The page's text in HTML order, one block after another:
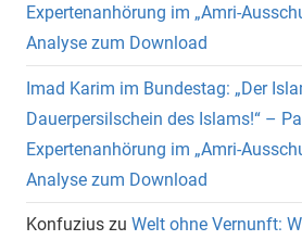
Expertenanhörung im „Amri-
Analyse zum Download
Imad Karim im Bundestag: „Der
Dauerpersilschein des Islams!“ –
Expertenanhörung im „Amri-
Analyse zum Download
Konfuzius zu Welt ohne Vernunft: